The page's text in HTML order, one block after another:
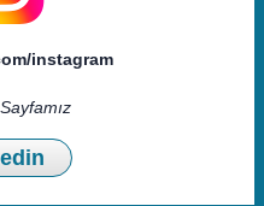
instagram